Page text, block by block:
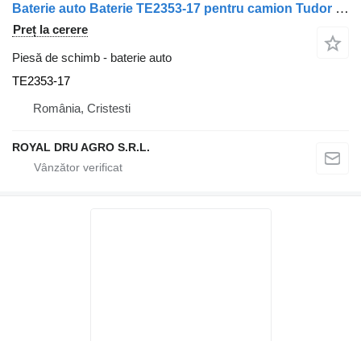
Baterie auto Baterie TE2353-17 pentru camion Tudor Strong PRO EFB+ V4 HVR TE2353 235Ah Original Equipment
Preț la cerere
Piesă de schimb - baterie auto
TE2353-17
România, Cristesti
ROYAL DRU AGRO S.R.L.